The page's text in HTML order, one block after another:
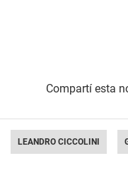
LEANDRO CICCOLINI